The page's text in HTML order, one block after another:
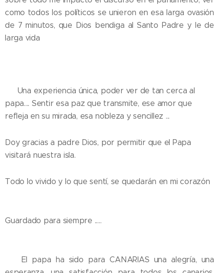
como todos los políticos se unieron en esa larga ovasión
de 7 minutos, que Dios bendiga al Santo Padre y le de
larga vida 💛
💛 Una experiencia única, poder ver de tan cerca al
papa.... Sentir esa paz que transmite, ese amor que
refleja en su mirada, esa nobleza y sencillez ...
Doy gracias a padre Dios, por permitir que el Papa
visitará nuestra isla.
Todo lo vivido y lo que sentí, se quedarán en mi corazón
Guardado para siempre .....
💛 El papa ha sido para CANARIAS una alegría, una